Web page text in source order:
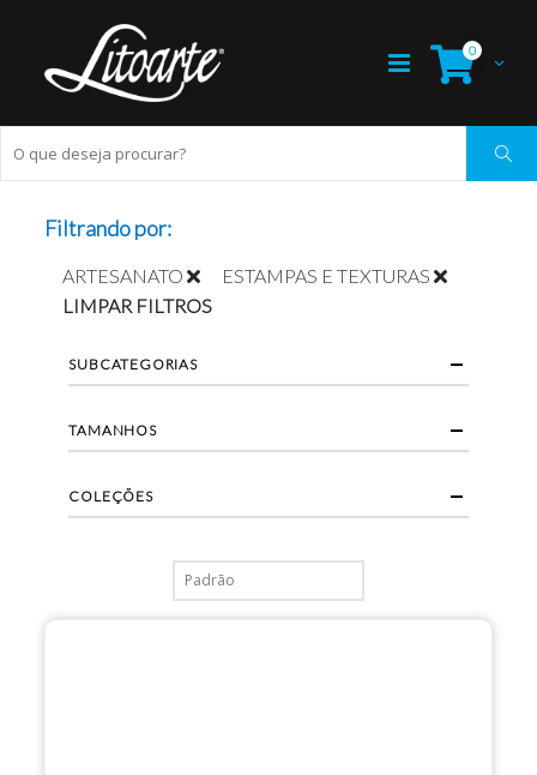
0
Filtrando por:
ARTESANATO
ESTAMPAS E TEXTURAS
LIMPAR FILTROS
SUBCATEGORIAS
TAMANHOS
COLEÇÕES